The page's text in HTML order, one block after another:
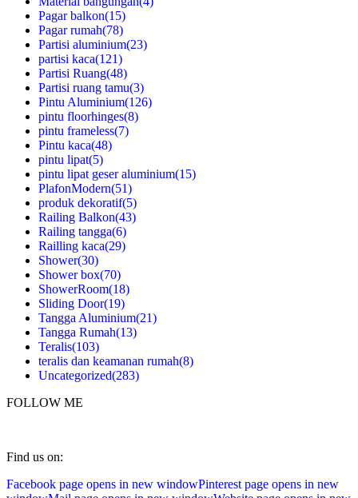
Pagar balkon(15)
Pagar rumah(78)
Partisi aluminium(23)
partisi kaca(121)
Partisi Ruang(48)
Partisi ruang tamu(3)
Pintu Aluminium(126)
pintu floorhinges(8)
pintu frameless(7)
Pintu kaca(48)
pintu lipat(5)
pintu lipat geser aluminium(15)
PlafonModern(51)
produk dekoratif(5)
Railing Balkon(43)
Railing tangga(6)
Railling kaca(29)
Shower(30)
Shower box(70)
ShowerRoom(18)
Sliding Door(19)
Tangga Aluminium(21)
Tangga Rumah(13)
Teralis(103)
teralis dan keamanan rumah(8)
Uncategorized(283)
FOLLOW ME
Find us on:
Facebook page opens in new windowPinterest page opens in new